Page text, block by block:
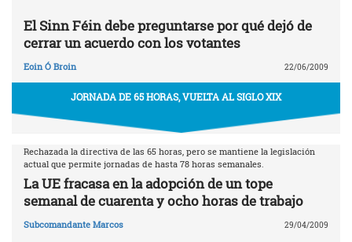
El Sinn Féin debe preguntarse por qué dejó de
cerrar un acuerdo con los votantes
Eoin Ó Broin 22/06/2009
JORNADA DE 65 HORAS, VUELTA AL SIGLO XIX
Rechazada la directiva de las 65 horas, pero se mantiene la legislación
actual que permite jornadas de hasta 78 horas semanales.
La UE fracasa en la adopción de un tope
semanal de cuarenta y ocho horas de trabajo
Subcomandante Marcos 29/04/2009